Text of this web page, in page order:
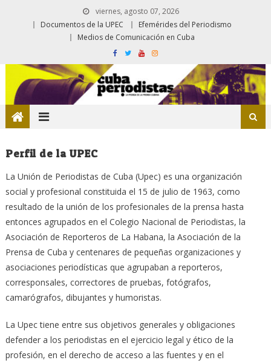
viernes, agosto 07, 2026
Documentos de la UPEC
Efemérides del Periodismo
Medios de Comunicación en Cuba
Perfil de la UPEC
La Unión de Periodistas de Cuba (Upec) es una organización
social y profesional constituida el 15 de julio de 1963, como
resultado de la unión de los profesionales de la prensa hasta
entonces agrupados en el Colegio Nacional de Periodistas, la
Asociación de Reporteros de La Habana, la Asociación de la
Prensa de Cuba y centenares de pequeñas organizaciones y
asociaciones periodísticas que agrupaban a reporteros,
corresponsales, correctores de pruebas, fotógrafos,
camarógrafos, dibujantes y humoristas.
La Upec tiene entre sus objetivos generales y obligaciones
defender a los periodistas en el ejercicio legal y ético de la
profesión, en el derecho de acceso a las fuentes y en el